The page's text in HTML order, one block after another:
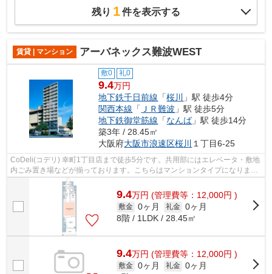
残り 1件を表示する
賃貸 | マンション アーバネックス難波WEST
敷0 礼0
9.4万円
地下鉄千日前線 「桜川
」駅 徒歩4分
関西本線 「 ＪＲ難波 」駅 徒歩5分
地下鉄御堂筋線 「なんば」駅 徒歩14分
築3年 / 28.45㎡
大阪府大阪市浪速区桜川 １丁目6-25
CoDeli(コデリ) 幸町1丁目店まで徒歩5分です。共用部にはエレベータ・敷地
内ごみ置き場などが揃っております。こちらはマンションタイプになりま
す。外観タイル張りは、雨風の侵入を防...
9.4万円 (管理費等：12,000円 )
敷金 0ヶ月 礼金 0ヶ月
8階 / 1LDK / 28.45㎡
9.4万円 (管理費等：12,000円 )
敷金 0ヶ月 礼金 0ヶ月